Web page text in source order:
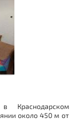
Краснодарском
около 450 м от